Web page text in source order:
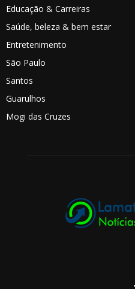
Educação & Carreiras
Saúde, beleza & bem estar
Entretenimento
São Paulo
Santos
Guarulhos
Mogi das Cruzes
.